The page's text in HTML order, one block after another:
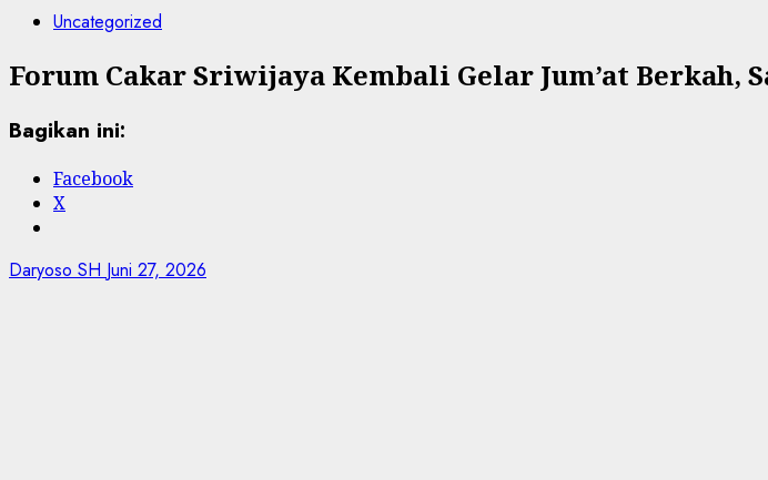
Uncategorized
Forum Cakar Sriwijaya Kembali Gelar Jum’at Berkah,
Bagikan ini:
Facebook
X
Daryoso SH Juni 27, 2026